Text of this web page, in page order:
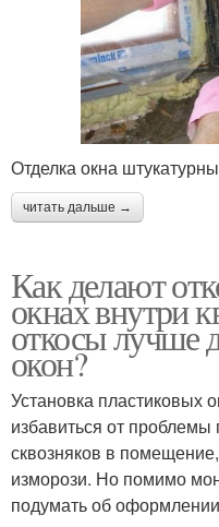
Отделка окна
читать дальше →
Как делают
окнах внутри
откосы лучше
окон?
Установка пластиковых
избавиться от
сквозняков в
изморози. Но помимо
подумать об